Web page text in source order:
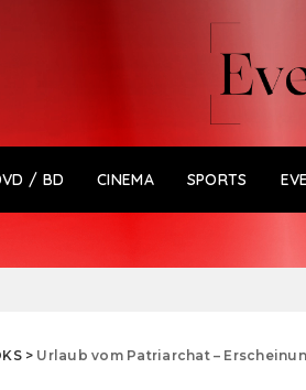
/ BD CINEMA SPORTS
> Urlaub vom Patriarchat –